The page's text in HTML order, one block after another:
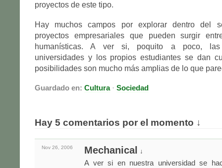
proyectos de este tipo.
Hay muchos campos por explorar dentro del
proyectos empresariales que pueden surgir
humanísticas. A ver si, poquito a poco, las
universidades y los propios estudiantes se dan
posibilidades son mucho más amplias de lo que
Guardado en: Cultura· Sociedad
Hay 5 comentarios por el momento ↓
Nov 26, 2006 Mechanical ↓
A ver si en nuestra universidad se